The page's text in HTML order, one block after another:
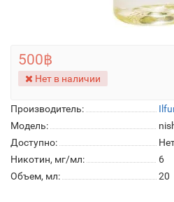
Производитель:
Модель:
Доступно:
Никотин, мг/мл:
6
Объем, мл:
20
500฿
Нет в наличии